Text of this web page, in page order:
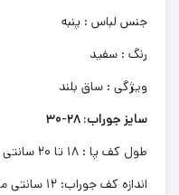
جنس لباس : پنبه
رنگ : سفید
ویژگی : ساق بلند
سایز جوراب: 28-30
طول کف پا : 18 تا 20 سانتی متر
اندازه کف جوراب: 12 سانتی متر